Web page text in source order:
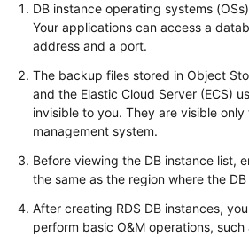
Getting
Started
Kernels
User
Best
Practices
DB instance operating systems
Your applications can access a
address and a port.
The backup files stored in Object
and the Elastic Cloud Server (ECS)
invisible to you. They are visible only
management system.
Before viewing the DB instance list,
the same as the region where the
After creating RDS DB instances,
perform basic O&M operations, such